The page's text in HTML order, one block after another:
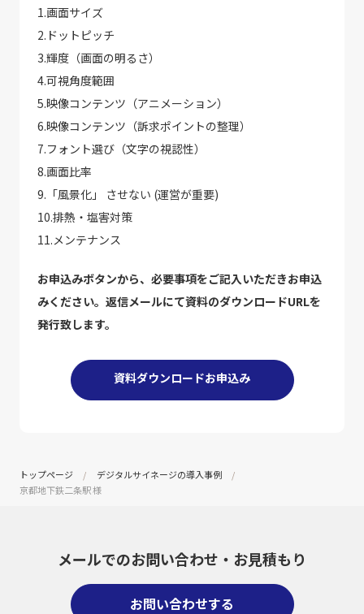
1.画面サイズ
2.ドットピッチ
3.輝度（画面の明るさ）
4.可視角度範囲
5.映像コンテンツ（アニメーション）
6.映像コンテンツ（訴求ポイントの整理）
7.フォント選び（文字の視認性）
8.画面比率
9.「風景化」 させない (運営が重要)
10.排熱・塩害対策
11.メンテナンス
お申込みボタンから、必要事項をご記入いただきお申込
みください。返信メールにて資料のダウンロードURLを
発行致します。
資料ダウンロードお申込み
トップページ
デジタルサイネージの導入事例
京都地下鉄二条駅 様
メールでのお問い合わせ・ お見積もり
お問い合わせする